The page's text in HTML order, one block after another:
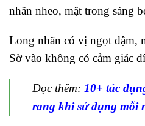
nhăn nheo, mặt trong sáng
Long nhãn có vị ngọt đậm,
Sờ vào không có cảm giác
Đọc thêm: 10+ tác
rang khi sử dụng mỗi